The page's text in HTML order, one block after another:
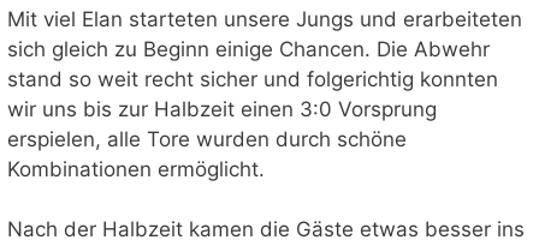
Mit viel Elan starteten unsere Jungs und erarbeiteten
sich gleich zu Beginn einige Chancen. Die Abwehr
stand so weit recht sicher und folgerichtig konnten
wir uns bis zur Halbzeit einen 3:0 Vorsprung
erspielen, alle Tore wurden durch schöne
Kombinationen ermöglicht.
Nach der Halbzeit kamen die Gäste etwas besser ins